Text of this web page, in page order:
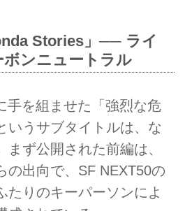
Stories」── ライ
ンニュートラル
手を組ませた「強烈な危
いうサブタイトルは、な
ず公開された前編は、
の出向で、SF NEXT50の
たりのキーパーソンによ